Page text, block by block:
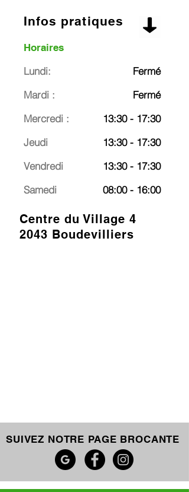
Infos pratiques
Horaires
Lundi:
Mardi :
Mercredi :
Jeudi
Vendredi
Samedi
Fermé
Fermé
13:30 - 17:30
13:30 - 17:30
13:30 - 17:30
08:00 - 16:00
Centre du Village 4
2043 Boudevilliers
SUIVEZ NOTRE PAGE BROCANTE